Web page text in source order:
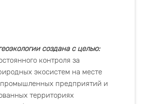
создана с целью:
контроля за
экосистем на месте
предприятий и
территориях